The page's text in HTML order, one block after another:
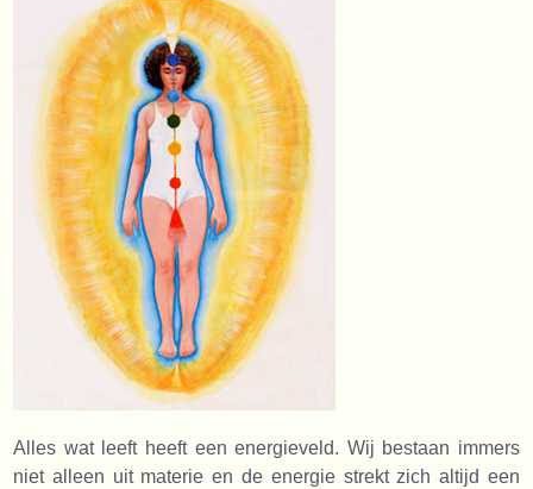
Alles wat leeft heeft een energieveld. Wij bestaan immers
niet alleen uit materie en de energie strekt zich altijd een